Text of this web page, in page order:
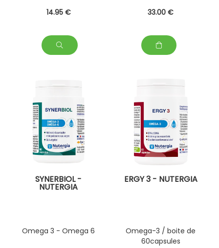
14.95 € 33.00 €
SYNERBIOL -
NUTERGIA
Omega 3 - Omega 6
ERGY 3 - NUTERGIA
Omega-3 / boite de
60capsules